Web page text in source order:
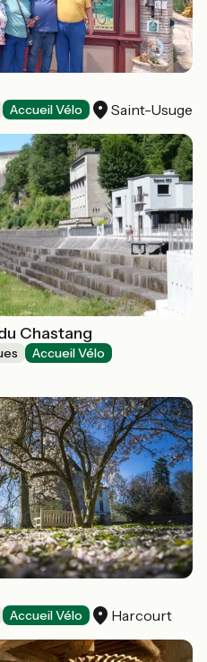
Accueil Vélo Saint-Usuge
Chastang
Accueil Vélo
Accueil Vélo Harcourt